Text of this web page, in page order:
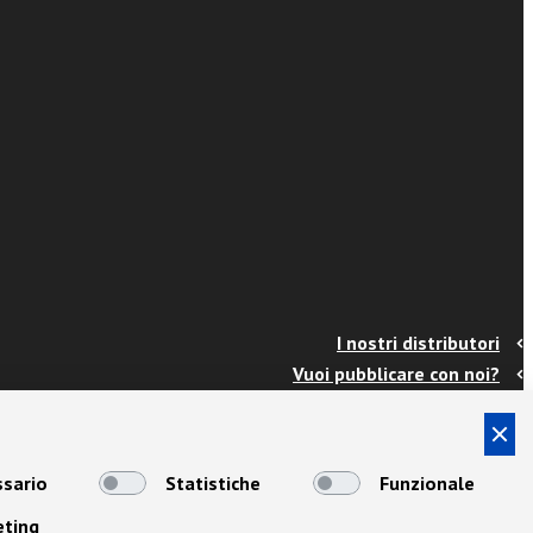
I nostri distributori
Vuoi pubblicare con noi?
Info e spedizioni
Termini e condizioni
Cookies
Statistiche
Funzionale